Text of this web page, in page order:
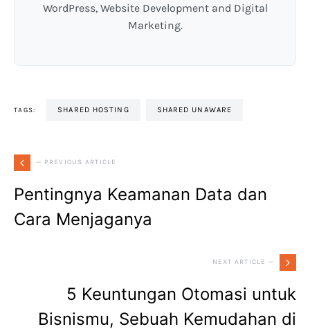
WordPress, Website Development and Digital
Marketing.
TAGS: SHARED HOSTING SHARED UNAWARE
— PREVIOUS ARTICLE
Pentingnya Keamanan Data dan
Cara Menjaganya
NEXT ARTICLE —
5 Keuntungan Otomasi untuk
Bisnismu, Sebuah Kemudahan di